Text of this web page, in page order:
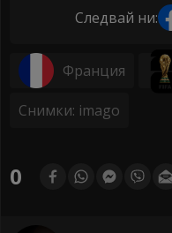
Следвай ни:
Франция
Снимки: imago
0